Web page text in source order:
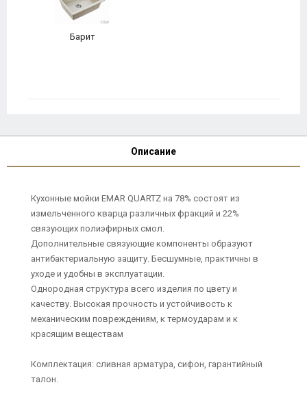
Барит
Описание
Кухонные мойки EMAR QUARTZ на 78% состоят из
измельченного кварца различных фракций и 22%
связующих полиэфирных смол.
Дополнительные связующие компоненты образуют
антибактериальную защиту. Бесшумные, практичны в
уходе и удобны в эксплуатации.
Однородная структура всего изделия по цвету и
качеству. Высокая прочность и устойчивость к
механическим повреждениям, к термоударам и к
красящим веществам
Комплектация: сливная арматура, сифон, гарантийный
талон.